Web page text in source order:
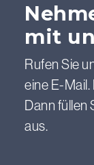
mit
Rufen Sie
eine E-
Dann
aus.